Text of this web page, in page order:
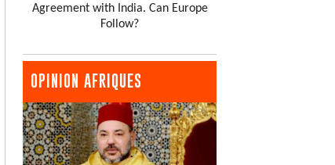
Agreement with India. Can Europe
Follow?
OPINION AFRIQUES